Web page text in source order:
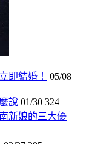
即結婚！
05/08
說 01/30 324
新娘的三大優